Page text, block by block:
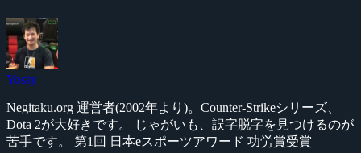
Yossy
Negitaku.org 運営者(2002年より)。Counter-Strikeシリーズ、
Dota 2が大好きです。 じゃがいも、誤字脱字を見つけるのが
苦手です。 第1回 日本eスポーツアワード 功労賞受賞